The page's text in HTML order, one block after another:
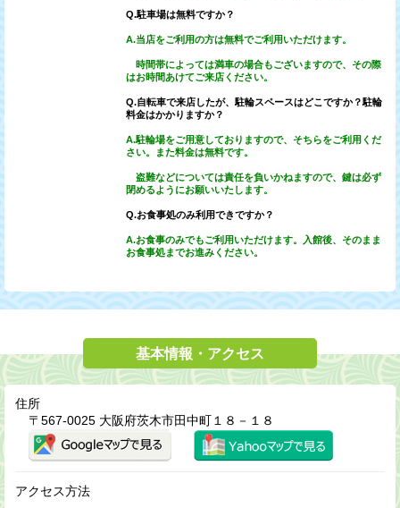
Q.駐車場は無料ですか？
A.当店をご利用の方は無料でご利用いただけます。
時間帯によっては満車の場合もございますので、その際
はお時間あけてご来店ください。
Q.自転車で来店したが、駐輪スペースはどこですか？駐輪
料金はかかりますか？
A.駐輪場をご用意しておりますので、そちらをご利用くだ
さい。また料金は無料です。
盗難などについては責任を負いかねますので、鍵は必ず
閉めるようにお願いいたします。
Q.お食事処のみ利用できですか？
A.お食事のみでもご利用いただけます。入館後、そのまま
お食事処までお進みください。
基本情報・アクセス
住所
〒567-0025 大阪府茨木市田中町１８－１８
アクセス方法